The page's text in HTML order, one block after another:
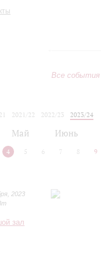
Все события
2021/22 2022/23
2023/24
Май Июнь
4 5 6 7 8 9
2023
зал